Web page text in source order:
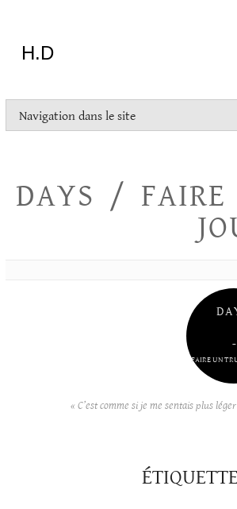
H.D
tout
essayer
Navigation dans le site
DAYS / FAIRE
–
FAIRE UN
« C’est comme si je me sentais plus